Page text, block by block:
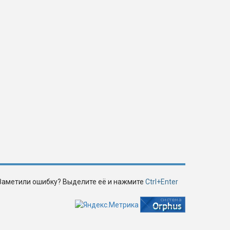
ошибку? Выделите её и нажмите Ctrl+Enter